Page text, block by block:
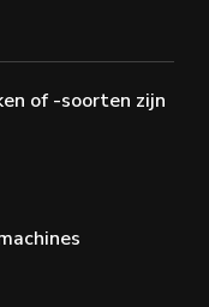
of -soorten zijn